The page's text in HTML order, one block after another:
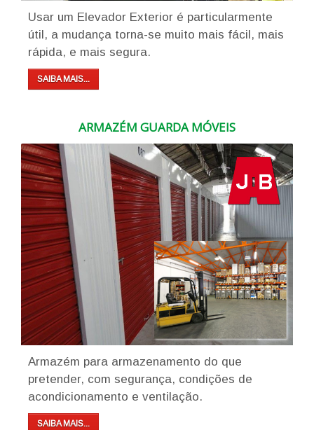
Usar um Elevador Exterior é particularmente
útil, a mudança torna-se muito mais fácil, mais
rápida, e mais segura.
SAIBA MAIS...
ARMAZÉM GUARDA MÓVEIS
Armazém para armazenamento do que
pretender, com segurança, condições de
acondicionamento e ventilação.
SAIBA MAIS...